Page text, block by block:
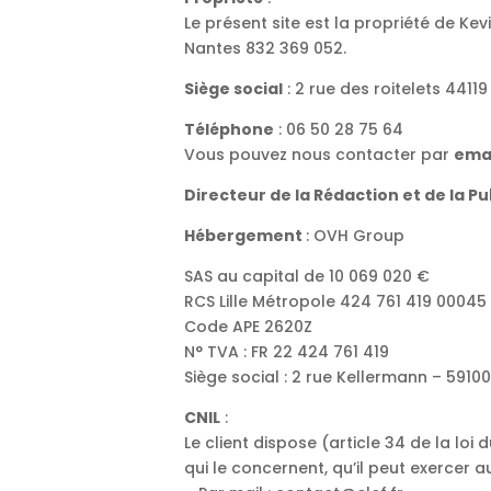
Le présent site est la propriété de
Nantes 832 369 052.
Siège social : 2 rue des roitelets
Téléphone : 06 50 28 75 64
Vous pouvez nous contacter par
Directeur de la Rédaction et de la
Hébergement : OVH Group
SAS au capital de 10 069 020 €
RCS Lille Métropole 424 761 419 00045
Code APE 2620Z
N° TVA : FR 22 424 761 419
Siège social : 2 rue Kellermann –
CNIL :
Le client dispose (article 34 de la loi
qui le concernent, qu’il peut exercer